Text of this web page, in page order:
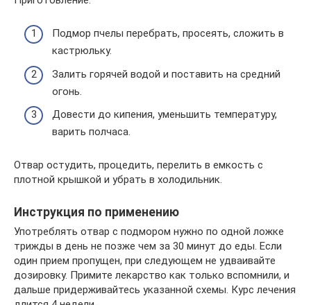
Подмор пчелы перебрать, просеять, сложить в
кастрюльку.
Залить горячей водой и поставить на средний
огонь.
Довести до кипения, уменьшить температуру,
варить полчаса.
Отвар остудить, процедить, перелить в емкость с
плотной крышкой и убрать в холодильник.
Инструкция по применению
Употреблять отвар с подмором нужно по одной ложке
трижды в день не позже чем за 30 минут до еды. Если
один прием пропущен, при следующем не удваивайте
дозировку. Примите лекарство как только вспомнили, и
дальше придерживайтесь указанной схемы. Курс лечения